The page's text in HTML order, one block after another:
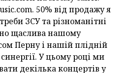
50% від продажу я
ЗСУ та різноманітні
щаслива нашому
Перну і нашій плідній
У цьому році ми
декілька концертів у